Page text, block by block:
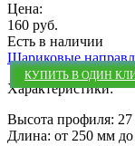
Цена:
160 руб.
КУПИТЬ В ОДИН
Есть в наличии
Шариковые
Характеристики:
Высота профиля:
Длина: от 250 мм